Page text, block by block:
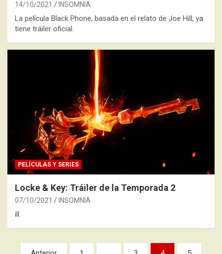
14/10/2021 INSOMNIA
La película Black Phone, basada en el relato de Joe Hill, ya
tiene tráiler oficial.
PELÍCULAS Y SERIES
Locke & Key: Tráiler de la Temporada 2
07/10/2021 INSOMNIA
ill.
Paginación